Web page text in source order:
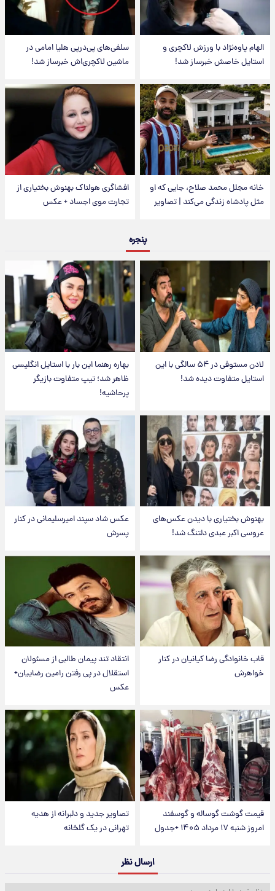
الهام پاوه‌نژاد با ورزش لاکچری و
استایل خاصش خبرساز شد!
سلفی‌های پی‌درپی هلیا امامی در
ماشین لاکچری‌اش خبرساز شد!
خانه مجلل محمد صلاح، جایی که او
مثل پادشاه زندگی می‌کند | تصاویر
افشاگری هولناک بهنوش بختیاری از
تجارت موی اجساد + عکس
پنجره
لادن مستوفی در ۵۴ سالگی با این
استایل متفاوت دیده شد!
بهاره رهنما این بار با استایل انگلیسی
ظاهر شد؛ تیپ متفاوت بازیگر
پرحاشیه!
بهنوش بختیاری با دیدن عکس‌های
عروسی اکبر عبدی دلتنگ شد!
عکس شاد سپند امیرسلیمانی در کنار
پسرش
قاب خانوادگی رضا کیانیان در کنار
خواهرش
انتقاد تند پیمان طالبی از مسئولان
استقلال در پی رفتن رامین رضاییان+
عکس
قیمت گوشت گوساله و گوسفند
امروز شنبه ۱۷ مرداد ۱۴۰۵ +جدول
تصاویر جدید و دلبرانه از هدیه
تهرانی در یک گلخانه
ارسال نظر